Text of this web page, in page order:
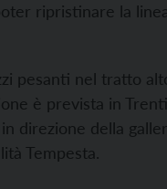
ripristinare la
pesanti nel tratto
è prevista in
direzione della
Tempesta.